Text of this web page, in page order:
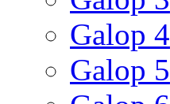
Galop 4
Galop 5